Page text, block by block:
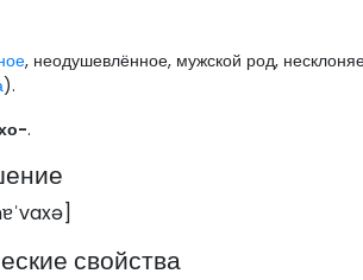
, неодушевлённое, мужской род,
).
.
]
свойства